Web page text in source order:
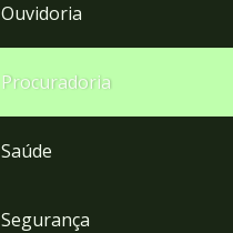
Ouvidoria
Procuradoria
Saúde
Segurança